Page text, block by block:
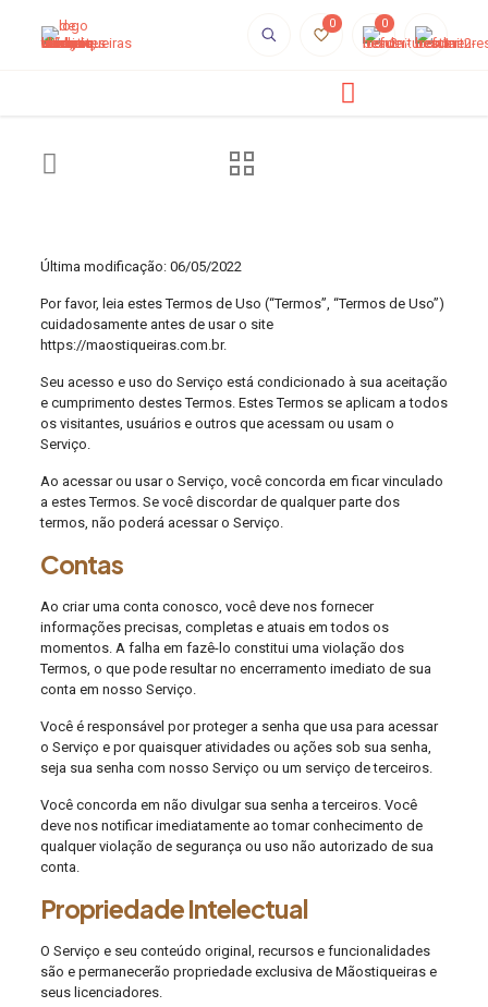
0 0
Última modificação: 06/05/2022
Por favor, leia estes Termos de Uso (“Termos”, “Termos de Uso”)
cuidadosamente antes de usar o site
https://maostiqueiras.com.br.
Seu acesso e uso do Serviço está condicionado à sua aceitação
e cumprimento destes Termos. Estes Termos se aplicam a todos
os visitantes, usuários e outros que acessam ou usam o
Serviço.
Ao acessar ou usar o Serviço, você concorda em ficar vinculado
a estes Termos. Se você discordar de qualquer parte dos
termos, não poderá acessar o Serviço.
Contas
Ao criar uma conta conosco, você deve nos fornecer
informações precisas, completas e atuais em todos os
momentos. A falha em fazê-lo constitui uma violação dos
Termos, o que pode resultar no encerramento imediato de sua
conta em nosso Serviço.
Você é responsável por proteger a senha que usa para acessar
o Serviço e por quaisquer atividades ou ações sob sua senha,
seja sua senha com nosso Serviço ou um serviço de terceiros.
Você concorda em não divulgar sua senha a terceiros. Você
deve nos notificar imediatamente ao tomar conhecimento de
qualquer violação de segurança ou uso não autorizado de sua
conta.
Propriedade Intelectual
O Serviço e seu conteúdo original, recursos e funcionalidades
são e permanecerão propriedade exclusiva de Mãostiqueiras e
seus licenciadores.